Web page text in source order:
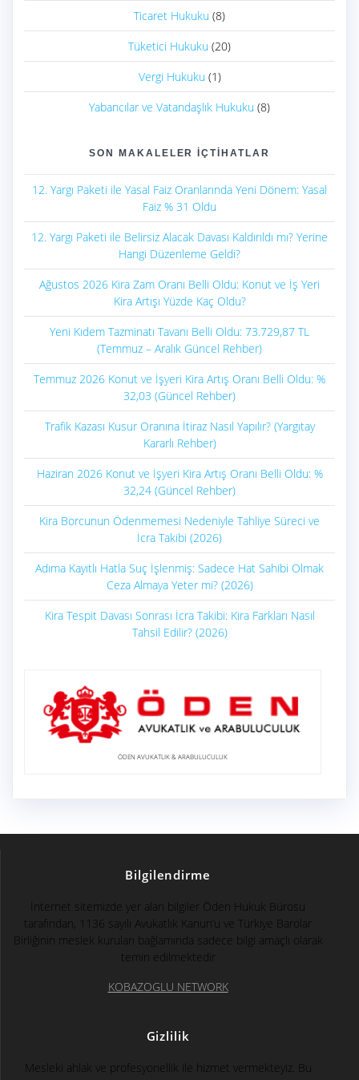
Ticaret Hukuku (8)
Tüketici Hukuku (20)
Vergi Hukuku (1)
Yabancılar ve Vatandaşlık Hukuku (8)
SON MAKALELER İÇTIHATLAR
12. Yargı Paketi ile Yasal Faiz Oranlarında Yeni Dönem: Yasal
Faiz % 31 Oldu
12. Yargı Paketi ile Belirsiz Alacak Davası Kaldırıldı mı? Yerine
Hangi Düzenleme Geldi?
Ağustos 2026 Kira Zam Oranı Belli Oldu: Konut ve İş Yeri
Kira Artışı Yüzde Kaç Oldu?
Yeni Kıdem Tazminatı Tavanı Belli Oldu: 73.729,87 TL
(Temmuz – Aralık Güncel Rehber)
Temmuz 2026 Konut ve İşyeri Kira Artış Oranı Belli Oldu: %
32,03 (Güncel Rehber)
Trafik Kazası Kusur Oranına İtiraz Nasıl Yapılır? (Yargıtay
Kararlı Rehber)
Haziran 2026 Konut ve İşyeri Kira Artış Oranı Belli Oldu: %
32,24 (Güncel Rehber)
Kira Borcunun Ödenmemesi Nedeniyle Tahliye Süreci ve
İcra Takibi (2026)
Adıma Kayıtlı Hatla Suç İşlenmiş: Sadece Hat Sahibi Olmak
Ceza Almaya Yeter mi? (2026)
Kira Tespit Davası Sonrası İcra Takibi: Kira Farkları Nasıl
Tahsil Edilir? (2026)
ÖDEN AVUKATLIK & ARABULUCULUK
Bilgilendirme
İnternet sitemizde yer alan bilgiler Öden Hukuk Bürosu
tarafından, 1136 sayılı Avukatlık Kanun’u ve Türkiye Barolar
Birliğinin meslek kuruları bağlamında sadece bilgi amaçlı olarak
temin edilmektedir
KOBAZOGLU NETWORK
Gizlilik
Mesleki ahlak ve profesyonellik ile hizmet vermekteyiz. Bu